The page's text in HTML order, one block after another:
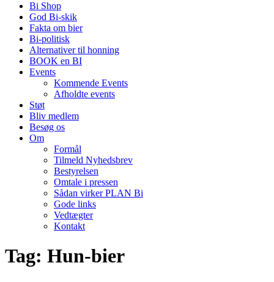
Bi Shop
God Bi-skik
Fakta om bier
Bi-politisk
Alternativer til honning
BOOK en BI
Events
Kommende Events
Afholdte events
Støt
Bliv medlem
Besøg os
Om
Formål
Tilmeld Nyhedsbrev
Bestyrelsen
Omtale i pressen
Sådan virker PLAN Bi
Gode links
Vedtægter
Kontakt
Tag: Hun-bier